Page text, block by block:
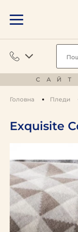
Головна Пледи
Exquisite